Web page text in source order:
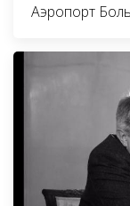
Аэропорт